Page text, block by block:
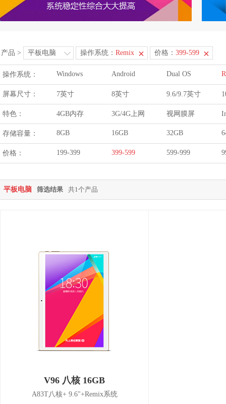
产品 > 平板电脑 操作系统： Remix 价格： 399-599
操作系统： Windows Android Dual OS
屏幕尺寸： 7英寸 8英寸 9.6/9.7英寸
特色： 4GB内存 3G/4G上网 视网膜屏
存储容量： 8GB 16GB 32GB
价格： 199-399 399-599 599-999
平板电脑 筛选结果 共1个产品
V96 八核 16GB
A83T八核+ 9.6"+Remix系统